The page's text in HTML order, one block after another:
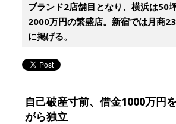
ブランド2店舗目となり、横浜は50
2000万円の繁盛店。新宿では月商
に掲げる。
自己破産寸前、借金1000万円
がら独立